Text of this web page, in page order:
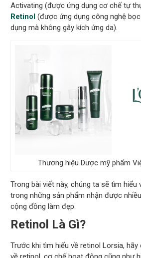
Activating (được ứng dụng cơ chế tự
Retinol (được ứng dụng công nghệ
dụng mà không gây kích ứng da).
Thương hiệu Dược mỹ phẩm
Trong bài viết này, chúng ta sẽ tìm hiểu
trong những sản phẩm nhận được
cộng đồng làm đẹp.
Retinol Là Gì?
Trước khi tìm hiểu về retinol Lorsia,